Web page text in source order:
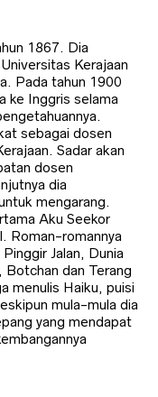
1867. Dia
Kerajaan
Pada tahun 1900
ke Inggris selama
sebagai dosen
Sadar akan
dosen
dia
mengarang.
Aku Seekor
Roman-romannya
Jalan, Dunia
dan Terang
menulis Haiku, puisi
mula-mula dia
yang mendapat